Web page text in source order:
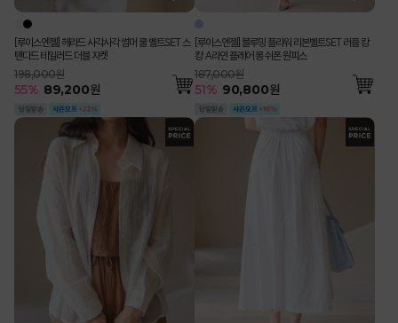
[루이스엔젤] 헤라드 사각사각 썸머 쿨 벨트SET 스
탠다드 테일러드 더블 자켓
198,000원
55% 89,200원
[루이스엔젤] 블루밍 플라워 리본벨트SET 러플 캉
캉 A라인 플레어 롱 쉬폰 원피스
187,000원
51% 90,800원